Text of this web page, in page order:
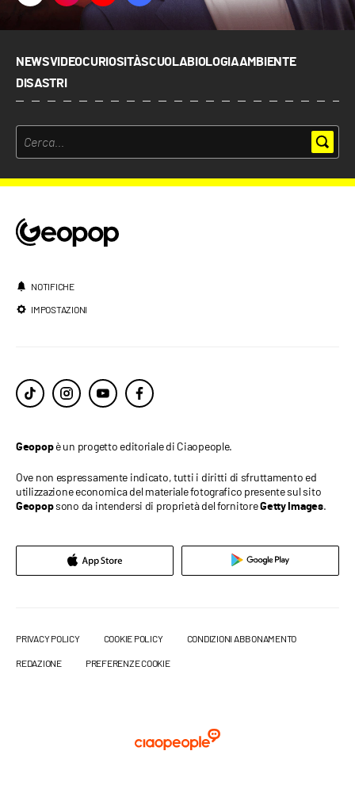
NEWSVIDEOCURIOSITÀSCUOLABIOLOGIAAMBIENTE
DISASTRI
NOTIFICHE
IMPOSTAZIONI
Geopopè un progetto editoriale di Ciaopeople.
Ove non espressamente indicato, tutti i diritti di sfruttamento ed
utilizzazione economica del materiale fotografico presente sul sito
Geopopsono da intendersi di proprietà del fornitoreGetty Images.
PRIVACY POLICY COOKIE POLICY CONDIZIONI ABBONAMENTO
REDAZIONE PREFERENZE COOKIE